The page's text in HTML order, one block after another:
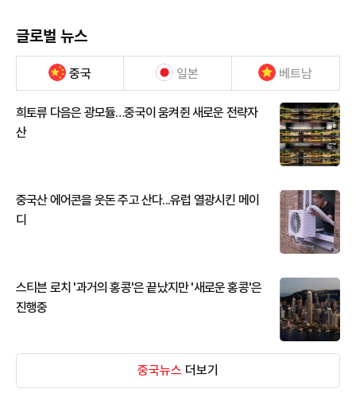
글로벌 뉴스
중국 일본 베트남
희토류 다음은 광모듈…중국이 움켜쥔 새로운 전략자
산
중국산 에어콘을 웃돈 주고 산다...유럽 열광시킨 메이
디
스티븐 로치 '과거의 홍콩'은 끝났지만 '새로운 홍콩'은
진행중
중국뉴스 더보기